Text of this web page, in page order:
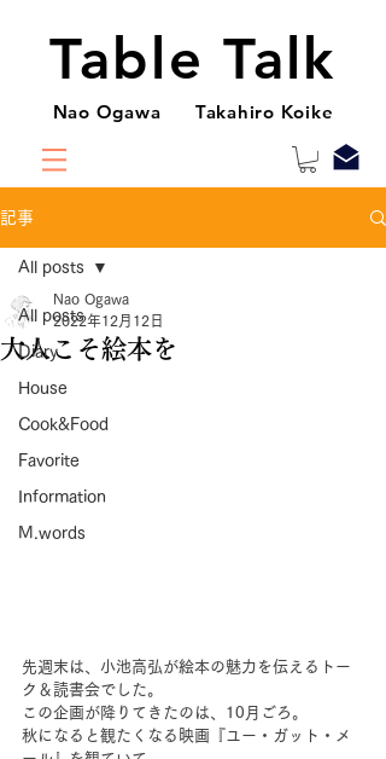
Table Talk
Nao Ogawa Takahiro Koike
記事
All posts
Diary
House
Cook&Food
Favorite
Information
M.words
All posts
大人こそ絵本を
Nao Ogawa
2022年12月12日
先週末は、小池高弘が絵本の魅力を伝えるトー
ク＆読書会でした。
この企画が降りてきたのは、10月ごろ。
秋になると観たくなる映画『ユー・ガット・メ